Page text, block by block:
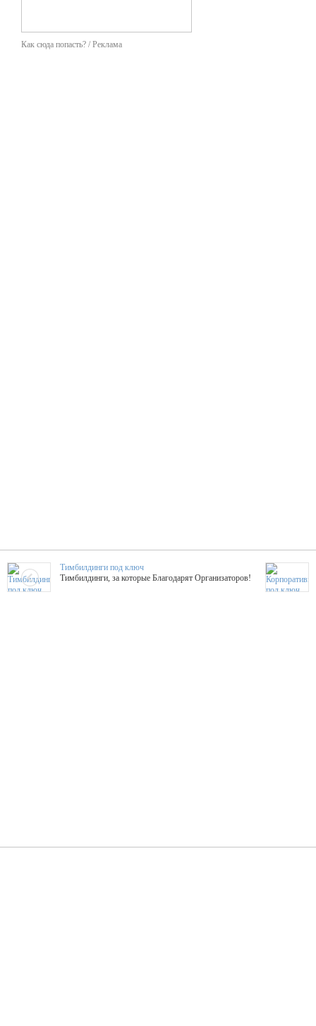
Как сюда попасть? / Реклама
Тимбилдинги под ключ
Тимбилдинги, за которые Благодарят Организаторов!